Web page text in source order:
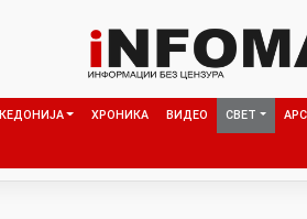
ХРОНИКА ВИДЕО СВЕТ